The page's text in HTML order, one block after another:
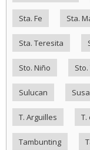
Sta. Fe Sta.
Sta. Teresita
Sto. Niño
Sulucan
T. Arguilles
Tambunting